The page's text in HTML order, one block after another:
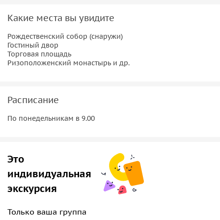
сказочным пейзажем, посчитаем маковки церквей и
кто их строил;
• посетим самый древний монастырь города, где вы
услышите рассказ о монахах схимниках и о самой
городскую колокольню, полюбоваться видом и ударить в
Какие места вы увидите
Рождественский собор (снаружи)
Гостиный двор
Торговая площадь
Ризоположенский монастырь и др.
Расписание
По понедельникам в 9.00
Это
индивидуальная
экскурсия
Только ваша группа